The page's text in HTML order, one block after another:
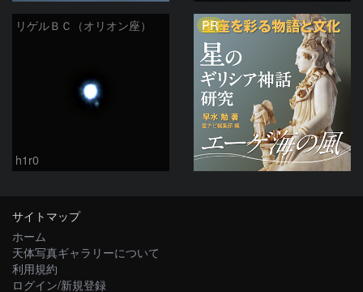
リゲルＢＣ（オリオン座）
h1r0
PR
サイトマップ
ホーム
天体写真ギャラリーについて
利用規約
ログイン/新規登録